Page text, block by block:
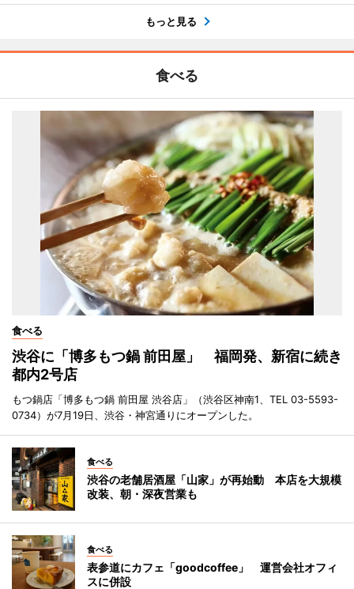
もっと見る
食べる
食べる
渋谷に「博多もつ鍋 前田屋」 福岡発、新宿に続き
都内2号店
もつ鍋店「博多もつ鍋 前田屋 渋谷店」（渋谷区神南1、TEL 03-5593-
0734）が7月19日、渋谷・神宮通りにオープンした。
食べる
渋谷の老舗居酒屋「山家」が再始動 本店を大規模
改装、朝・深夜営業も
食べる
表参道にカフェ「goodcoffee」 運営会社オフィ
スに併設